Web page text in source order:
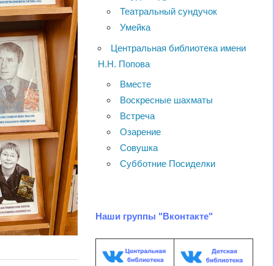
Театральный сундучок
Умейка
Центральная библиотека имени
Н.Н. Попова
Вместе
Воскресные шахматы
Встреча
Озарение
Совушка
Субботние Посиделки
Наши группы "Вконтакте"